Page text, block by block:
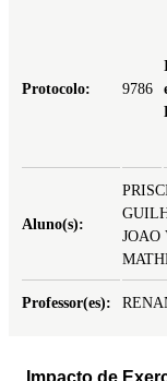
Protocolo: 9786
Aluno(s):
JOAO
Professor(es):